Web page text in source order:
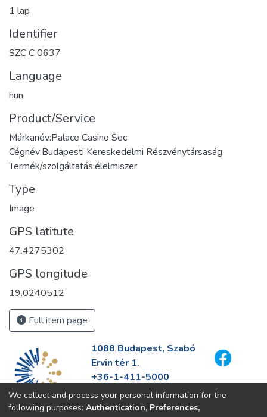
1 lap
Identifier
SZC C 0637
Language
hun
Product/Service
Márkanév:Palace Casino Sec
Cégnév:Budapesti Kereskedelmi Részvénytársaság
Termék/szolgáltatás:élelmiszer
Type
Image
GPS latitute
47.4275302
GPS longitude
19.0240512
Full item page
1088 Budapest, Szabó
Ervin tér 1.
+36-1-411-5000
info@fszek.hu
https://fszek.hu
We collect and process your personal information for the
following purposes: Authentication, Preferences,